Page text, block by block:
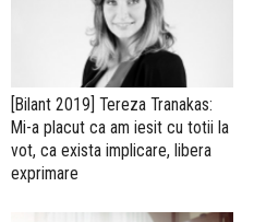
[Bilant 2019] Tereza Tranakas:
Mi-a placut ca am iesit cu totii la
vot, ca exista implicare, libera
exprimare